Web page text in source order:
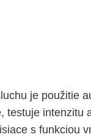
je použitie
testuje intenzitu
s funkciou